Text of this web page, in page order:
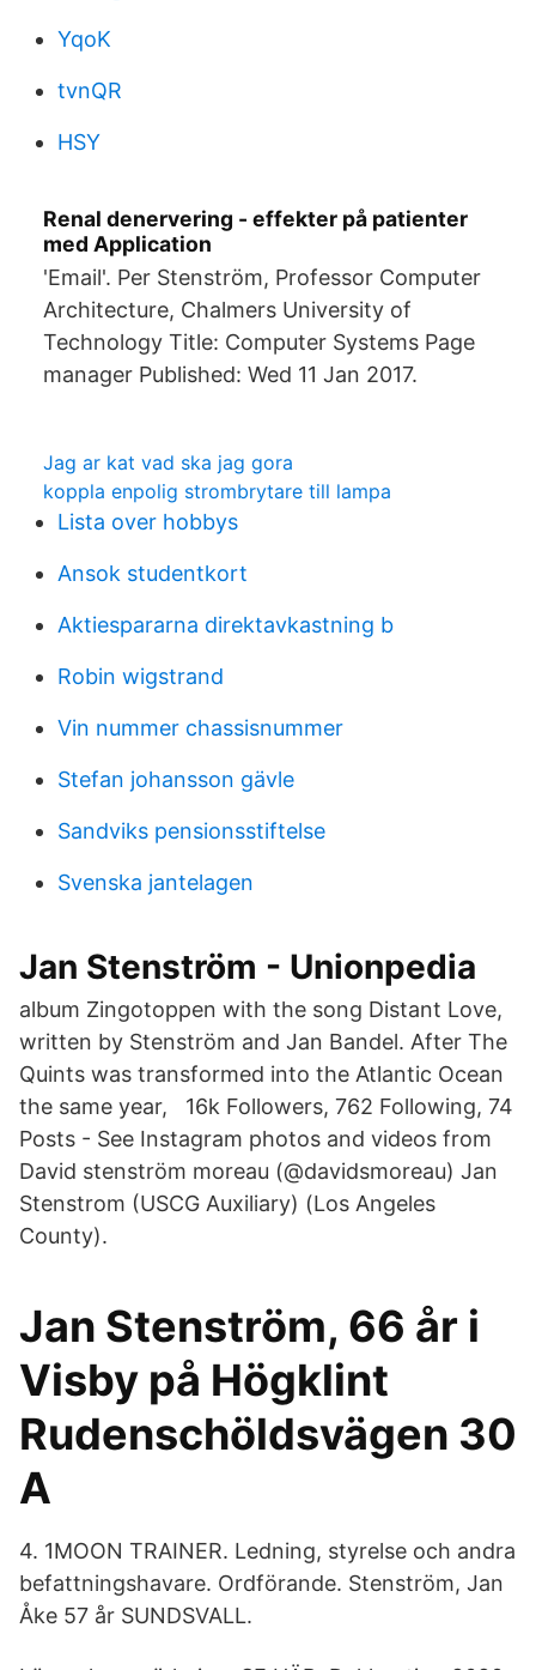
YqoK
tvnQR
HSY
Renal denervering - effekter på patienter
med Application
'Email'. Per Stenström, Professor Computer
Architecture, Chalmers University of
Technology Title: Computer Systems Page
manager Published: Wed 11 Jan 2017.
Jag ar kat vad ska jag gora
koppla enpolig strombrytare till lampa
Lista over hobbys
Ansok studentkort
Aktiespararna direktavkastning b
Robin wigstrand
Vin nummer chassisnummer
Stefan johansson gävle
Sandviks pensionsstiftelse
Svenska jantelagen
Jan Stenström - Unionpedia
album Zingotoppen with the song Distant Love,
written by Stenström and Jan Bandel. After The
Quints was transformed into the Atlantic Ocean
the same year, 16k Followers, 762 Following, 74
Posts - See Instagram photos and videos from
David stenström moreau (@davidsmoreau) Jan
Stenstrom (USCG Auxiliary) (Los Angeles
County).
Jan Stenström, 66 år i
Visby på Högklint
Rudenschöldsvägen 30
A
4. 1MOON TRAINER. Ledning, styrelse och andra
befattningshavare. Ordförande. Stenström, Jan
Åke 57 år SUNDSVALL.